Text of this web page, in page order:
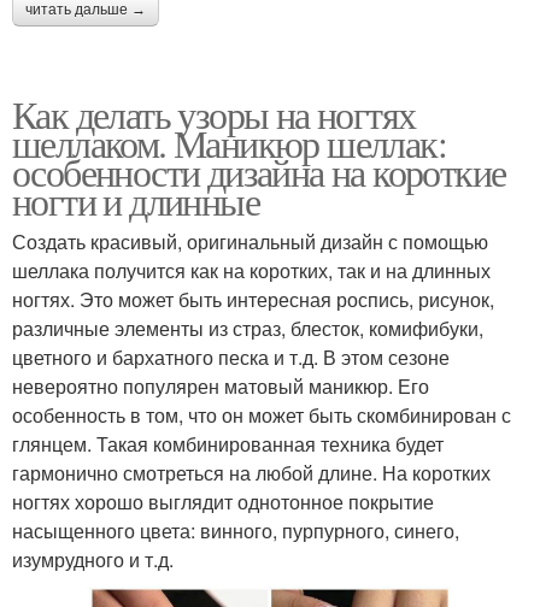
читать дальше →
Как делать узоры на ногтях
шеллаком. Маникюр шеллак:
особенности дизайна на короткие
ногти и длинные
Создать красивый, оригинальный дизайн с помощью
шеллака получится как на коротких, так и на длинных
ногтях. Это может быть интересная роспись, рисунок,
различные элементы из страз, блесток, комифибуки,
цветного и бархатного песка и т.д. В этом сезоне
невероятно популярен матовый маникюр. Его
особенность в том, что он может быть скомбинирован с
глянцем. Такая комбинированная техника будет
гармонично смотреться на любой длине. На коротких
ногтях хорошо выглядит однотонное покрытие
насыщенного цвета: винного, пурпурного, синего,
изумрудного и т.д.